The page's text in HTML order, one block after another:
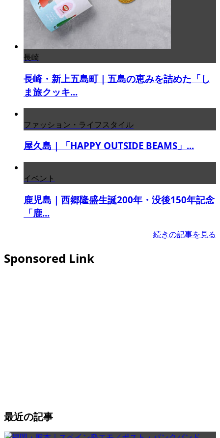
長崎
長崎・新上五島町｜五島の恵みを詰めた「し
ま旅クッキ...
ファッション・ライフスタイル
屋久島｜「HAPPY OUTSIDE BEAMS」...
イベント
鹿児島｜西郷隆盛生誕200年・没後150年記念
「鹿...
続きの記事を見る
Sponsored Link
最近の記事